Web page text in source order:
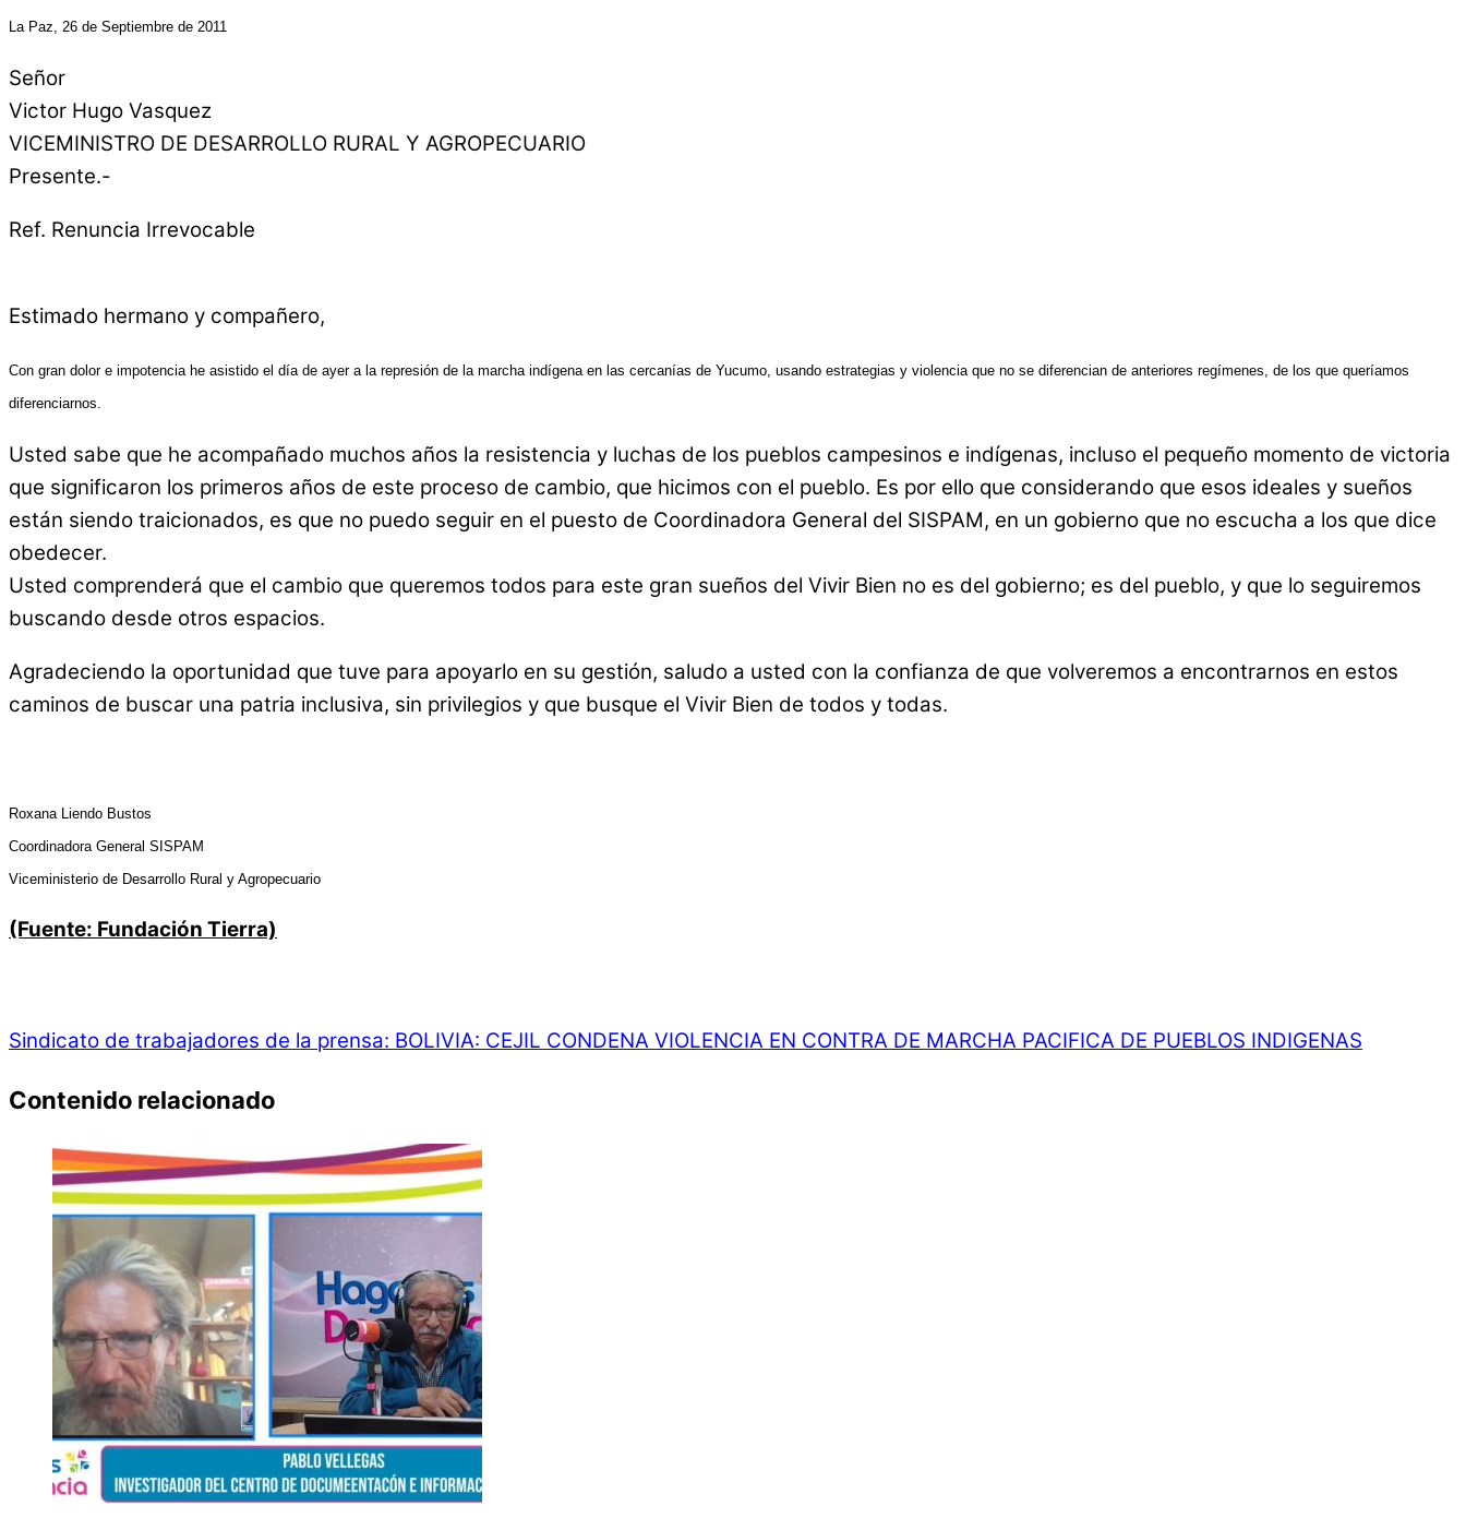
La Paz, 26 de Septiembre de 2011
Señor
Victor Hugo Vasquez
VICEMINISTRO DE DESARROLLO RURAL Y AGROPECUARIO
Presente.-
Ref. Renuncia Irrevocable
Estimado hermano y compañero,
Con gran dolor e impotencia he asistido el día de ayer a la represión de la marcha indígena en las cercanías de Yucumo, usando estrategias y violencia que no se diferencian de anteriores regímenes, de los que queríamos
diferenciarnos.
Usted sabe que he acompañado muchos años la resistencia y luchas de los pueblos campesinos e indígenas, incluso el pequeño momento de victoria
que significaron los primeros años de este proceso de cambio, que hicimos con el pueblo. Es por ello que considerando que esos ideales y sueños
están siendo traicionados, es que no puedo seguir en el puesto de Coordinadora General del SISPAM, en un gobierno que no escucha a los que dice
obedecer.
Usted comprenderá que el cambio que queremos todos para este gran sueños del Vivir Bien no es del gobierno; es del pueblo, y que lo seguiremos
buscando desde otros espacios.
Agradeciendo la oportunidad que tuve para apoyarlo en su gestión, saludo a usted con la confianza de que volveremos a encontrarnos en estos
caminos de buscar una patria inclusiva, sin privilegios y que busque el Vivir Bien de todos y todas.
Roxana Liendo Bustos
Coordinadora General SISPAM
Viceministerio de Desarrollo Rural y Agropecuario
(Fuente: Fundación Tierra)
Sindicato de trabajadores de la prensa: BOLIVIA: CEJIL CONDENA VIOLENCIA EN CONTRA DE MARCHA PACIFICA DE PUEBLOS INDIGENAS
Contenido relacionado